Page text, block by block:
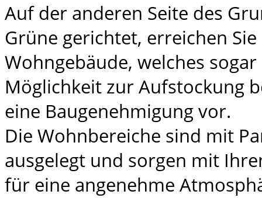
Auf der anderen Seite des
Grüne gerichtet, erreichen
Wohngebäude, welches
Möglichkeit zur Aufstockung
eine Baugenehmigung vor.
Die Wohnbereiche sind mit
ausgelegt und sorgen mit
für eine angenehme